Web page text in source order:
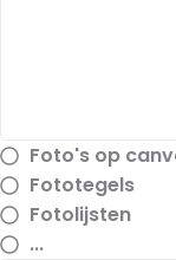
Foto's op
Fototegels
Fotolijsten
...